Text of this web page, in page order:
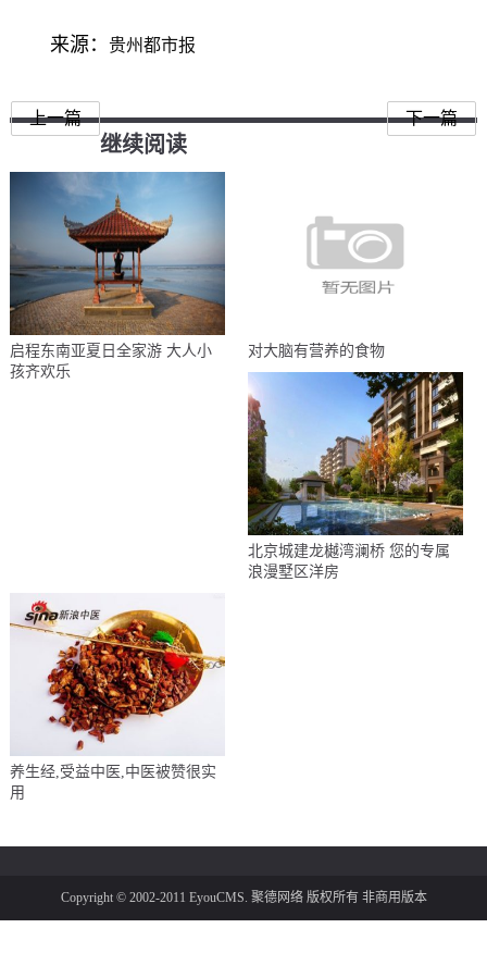
来源： 贵州都市报
上一篇 下一篇
继续阅读
启程东南亚夏日全家游 大人小
孩齐欢乐
对大脑有营养的食物
北京城建龙樾湾澜桥 您的专属
浪漫墅区洋房
养生经,受益中医,中医被赞很实
用
Copyright © 2002-2011 EyouCMS. 聚德网络 版权所有 非商用版本